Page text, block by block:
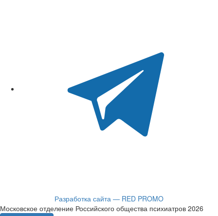
Разработка сайта — RED PROMO
Московское отделение Российского общества психиатров 2026